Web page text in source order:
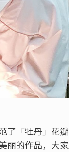
了「牡丹」花瓣
丽的作品，大家